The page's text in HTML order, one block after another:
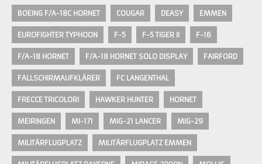
BOEING F/A-18C HORNET COUGAR DEASY EMMEN
EUROFIGHTER TYPHOON F-5 F-5 TIGER II F-16
F/A-18 HORNET F/A-18 HORNET SOLO DISPLAY FAIRFORD
FALLSCHIRMAUFKLÄRER FC LANGENTHAL
FRECCE TRICOLORI HAWKER HUNTER HORNET
MEIRINGEN MI-171 MIG-21 LANCER MIG-29
MILITÄRFLUGPLATZ MILITÄRFLUGPLATZ EMMEN